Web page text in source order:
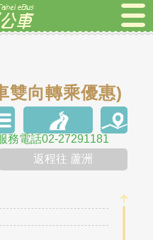
雙向轉乘優惠)
務電話02-27291181
返程往 蘆洲